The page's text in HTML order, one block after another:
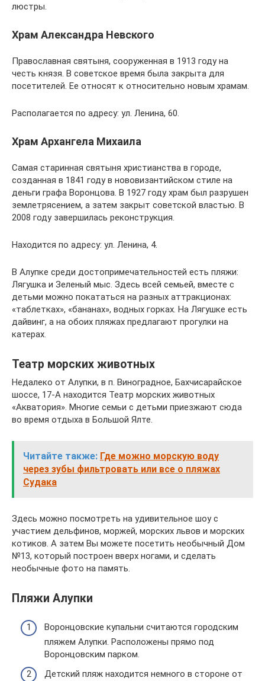
люстры.
Храм Александра Невского
Православная святыня, сооруженная в 1913 году на
честь князя. В советское время была закрыта для
посетителей. Ее относят к относительно новым храмам.
Располагается по адресу: ул. Ленина, 60.
Храм Архангела Михаила
Самая старинная святыня христианства в городе,
созданная в 1841 году в нововизантийском стиле на
деньги графа Воронцова. В 1927 году храм был разрушен
землетрясением, а затем закрыт советской властью. В
2008 году завершилась реконструкция.
Находится по адресу: ул. Ленина, 4.
В Алупке среди достопримечательностей есть пляжи:
Лягушка и Зеленый мыс. Здесь всей семьей, вместе с
детьми можно покататься на разных аттракционах:
«таблетках», «бананах», водных горках. На Лягушке есть
дайвинг, а на обоих пляжах предлагают прогулки на
катерах.
Театр морских животных
Недалеко от Алупки, в п. Виноградное, Бахчисарайское
шоссе, 17-А находится Театр морских животных
«Акватория». Многие семьи с детьми приезжают сюда
во время отдыха в Большой Ялте.
Читайте также: Где можно морскую воду
через зубы фильтровать или все о пляжах
Судака
Здесь можно посмотреть на удивительное шоу с
участием дельфинов, моржей, морских львов и морских
котиков. А затем Вы можете посетить необычный Дом
№13, который построен вверх ногами, и сделать
необычные фото на память.
Пляжи Алупки
Воронцовские купальни считаются городским
пляжем Алупки. Расположены прямо под
Воронцовским парком.
Детский пляж находится немного в стороне от